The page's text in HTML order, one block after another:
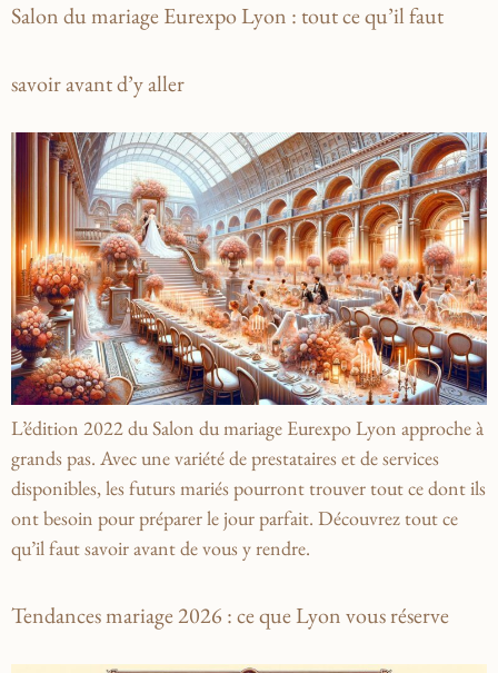
Salon du mariage Eurexpo Lyon : tout ce qu’il faut
savoir avant d’y aller
L’édition 2022 du Salon du mariage Eurexpo Lyon approche à
grands pas. Avec une variété de prestataires et de services
disponibles, les futurs mariés pourront trouver tout ce dont ils
ont besoin pour préparer le jour parfait. Découvrez tout ce
qu’il faut savoir avant de vous y rendre.
Tendances mariage 2026 : ce que Lyon vous réserve